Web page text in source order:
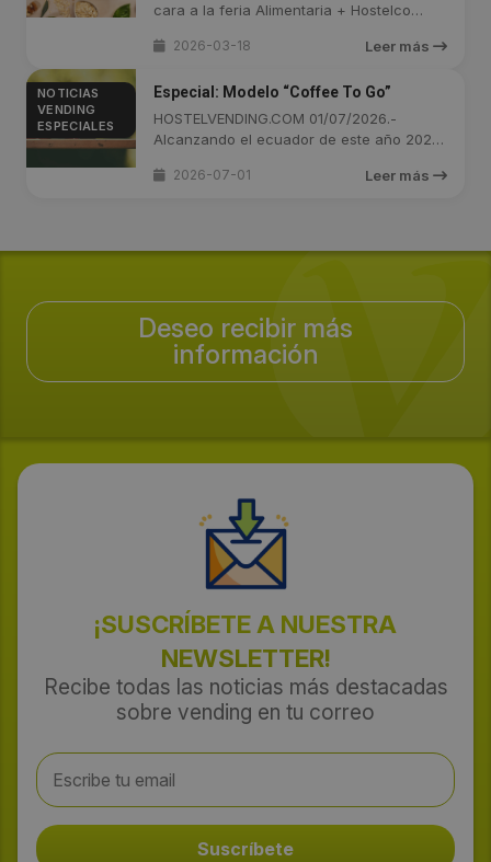
cara a la feria Alimentaria + Hostelco
2026-03-18 Leer más
NOTICIAS
VENDING
ESPECIALES
Especial: Modelo “Coffee To Go”
HOSTELVENDING.COM 01/07/2026.-
Alcanzando el ecuador de este año 2026,
2026-07-01 Leer más
Deseo recibir más
información
¡SUSCRÍBETE A NUESTRA
NEWSLETTER!
Recibe todas las noticias más destacadas
sobre vending en tu correo